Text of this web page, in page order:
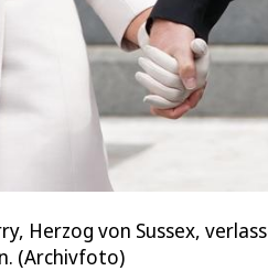
Herzog von Sussex,
(Archivfoto)